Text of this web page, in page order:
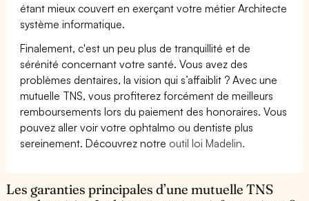
étant mieux couvert en exerçant votre métier Architecte
système informatique.
Finalement, c'est un peu plus de tranquillité et de
sérénité concernant votre santé. Vous avez des
problèmes dentaires, la vision qui s’affaiblit ? Avec une
mutuelle TNS, vous profiterez forcément de meilleurs
remboursements lors du paiement des honoraires. Vous
pouvez aller voir votre ophtalmo ou dentiste plus
sereinement. Découvrez notre outil loi Madelin.
Les garanties principales d’une mutuelle TNS